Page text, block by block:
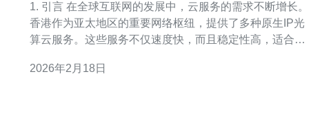
1. 引言 在全球互联网的发展中，云服务的需求不断增长。
香港作为亚太地区的重要网络枢纽，提供了多种原生IP光
算云服务。这些服务不仅速度快，而且稳定性高，适合各
香港原生IP光算云服务，并分享使用体验。 2. 香港原生IP
2026年2月18日